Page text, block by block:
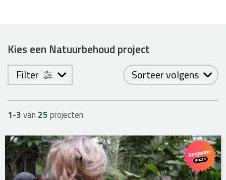
Kies een Natuurbehoud project
Filter Sorteer volgens
1-3van 25projecten